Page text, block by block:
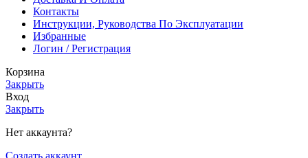
Контакты
Инструкции, Руководства По Эксплуатации
Избранные
Логин / Регистрация
Корзина
Закрыть
Вход
Закрыть
Нет аккаунта?
Создать аккаунт